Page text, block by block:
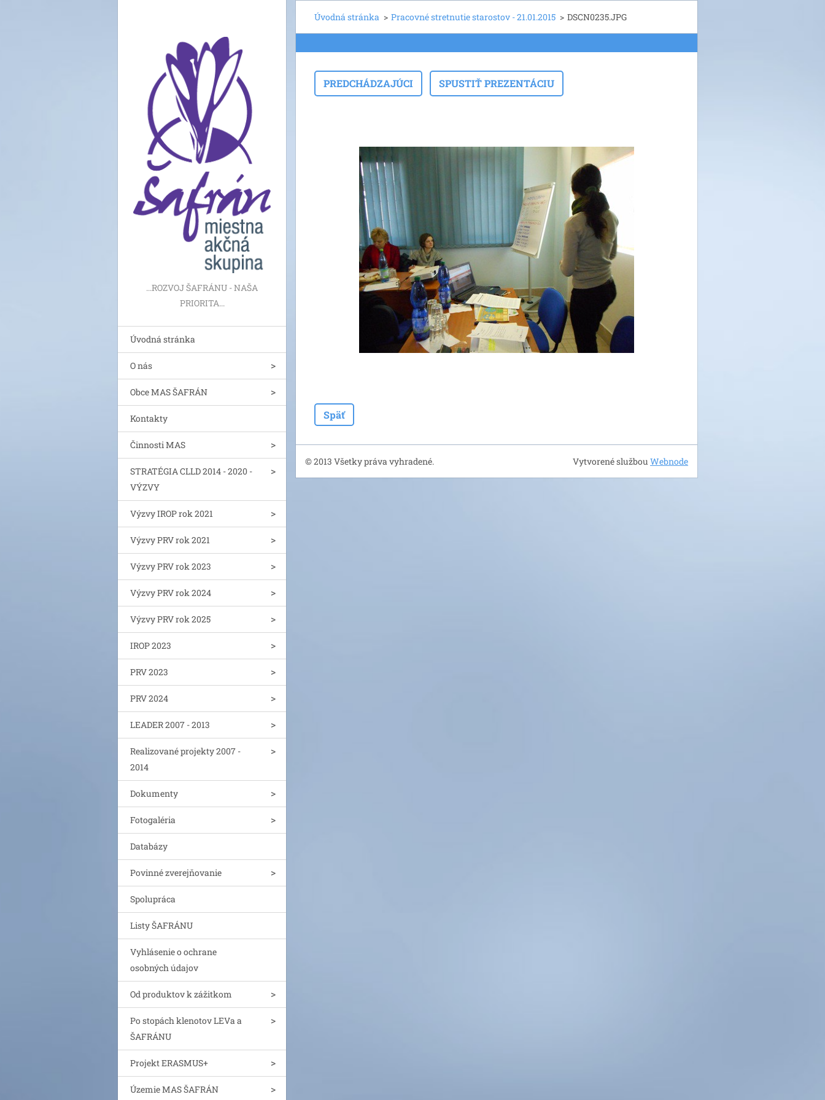
...ROZVOJ ŠAFRÁNU - NAŠA
PRIORITA...
Úvodná stránka
O nás
Obce MAS ŠAFRÁN
Kontakty
Činnosti MAS
STRATÉGIA CLLD 2014 - 2020 -
VÝZVY
Výzvy IROP rok 2021
Výzvy PRV rok 2021
Výzvy PRV rok 2023
Výzvy PRV rok 2024
Výzvy PRV rok 2025
IROP 2023
PRV 2023
PRV 2024
LEADER 2007 - 2013
Realizované projekty 2007 -
2014
Dokumenty
Fotogaléria
Databázy
Povinné zverejňovanie
Spolupráca
Listy ŠAFRÁNU
Vyhlásenie o ochrane
osobných údajov
Od produktov k zážitkom
Po stopách klenotov LEVa a
ŠAFRÁNU
Projekt ERASMUS+
Územie MAS ŠAFRÁN
Úvodná stránka > Pracovné stretnutie starostov - 21.01.2015 > DSCN0235.JPG
PREDCHÁDZAJÚCI SPUSTIŤ PREZENTÁCIU
Späť
© 2013 Všetky práva vyhradené. Vytvorené službouWebnode